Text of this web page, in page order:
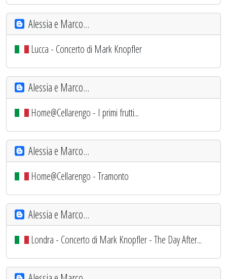
Alessia e Marco...
Lucca - Concerto di Mark Knopfler
Alessia e Marco...
Home@Cellarengo - I primi frutti...
Alessia e Marco...
Home@Cellarengo - Tramonto
Alessia e Marco...
Londra - Concerto di Mark Knopfler - The Day After...